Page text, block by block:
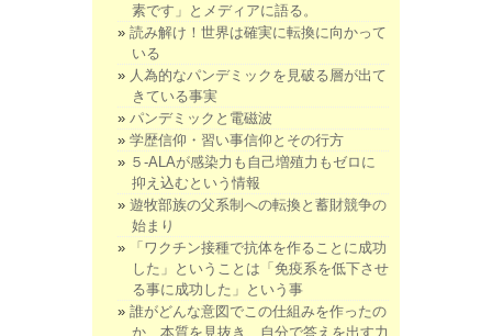
素です」とメディアに語る。
読み解け！世界は確実に転換に向かって
いる
人為的なパンデミックを見破る層が出て
きている事実
パンデミックと電磁波
学歴信仰・習い事信仰とその行方
５-ALAが感染力も自己増殖力もゼロに
抑え込むという情報
遊牧部族の父系制への転換と蓄財競争の
始まり
「ワクチン接種で抗体を作ることに成功
した」ということは「免疫系を低下させ
る事に成功した」という事
誰がどんな意図でこの仕組みを作ったの
か、本質を見抜き、自分で答えを出す力